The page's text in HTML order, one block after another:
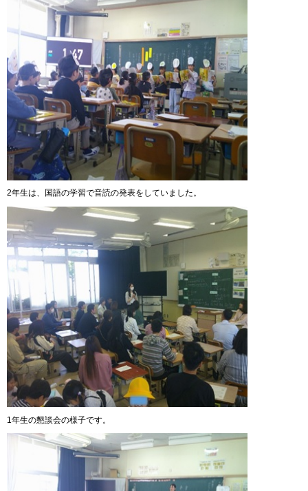
2年生は、国語の学習で音読の発表をしていました。
1年生の懇談会の様子です。